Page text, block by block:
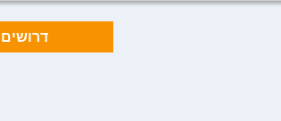
דרושים